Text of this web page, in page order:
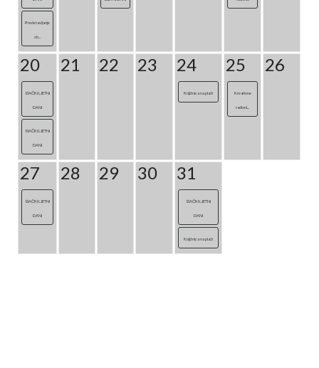
Predstavljanje
zb...
20
ĐAČKI LJETNI
DANI
ĐAČKI LJETNI
DANI
21 22 23 24
Knjižnica na plaži
25
Kreativne
radioni...
26
27
ĐAČKI LJETNI
DANI
28 29 30 31
ĐAČKI LJETNI
DANI
Knjižnica na plaži